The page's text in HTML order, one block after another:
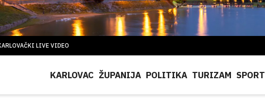
LIVE VIDEO
KARLOVAC ŽUPANIJA POLITIKA TURIZAM SPORT